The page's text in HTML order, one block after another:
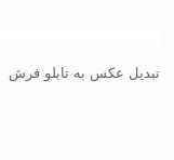
تبدیل عکس به تابلو فرش